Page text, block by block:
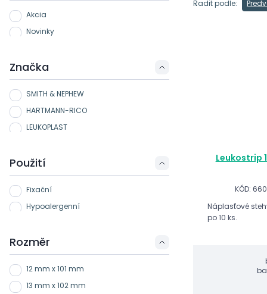
Akcia
Novinky
Značka
SMITH & NEPHEW
HARTMANN-RICO
LEUKOPLAST
Použití
Fixační
Hypoalergenní
Rozměr
12 mm x 101 mm
13 mm x 102 mm
Řadit podle:
Leukostrip
KÓD:
Náplasťové
po 10 ks.